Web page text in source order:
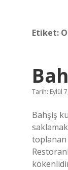
Etiket:
Tarih: Eylül
Bahşiş
toplanan